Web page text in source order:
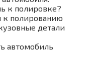
к полировке?
к полированию
детали
автомобиль